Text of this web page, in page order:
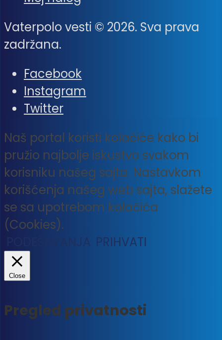
Vaterpolo vesti © 2026. Sva prava
zadržana.
Facebook
Instagram
Twitter
Naš portal koristi kolačiće kako bi
pružio najbolje iskustvo svakom
korisniku našeg sajta. Nastavkom
korišćenja našeg web sajta, slažete
se sa upotrebom kolačića
(Cookies).
PODEŠAVANJA PRIHVATI
Close
Pregled privatnosti